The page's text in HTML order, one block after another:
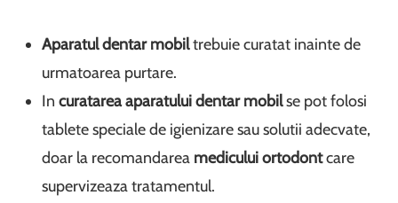
Aparatul dentar mobiltrebuie curatat inainte de
urmatoarea purtare.
Incuratarea aparatului dentar mobilse pot folosi
tablete speciale de igienizare sau solutii adecvate,
doar la recomandarea medicului ortodontcare
supervizeaza tratamentul.